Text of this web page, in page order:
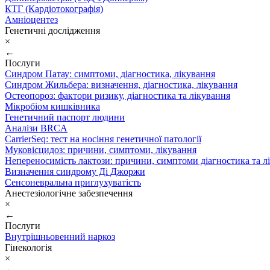
КТГ (Кардіотокографія)
Амніоцентез
Генетичні дослідження
×
←
Послуги
Синдром Патау: симптоми, дiагностика, лiкування
Синдром Жильбера: визначення, діагностика, лікування
Остеопороз: фактори ризику, діагностика та лікування
Мікробіом кишківника
Генетичний паспорт людини
Аналізи BRCA
CarrierSeq: тест на носіння генетичної патології
Муковісцидоз: причини, симптоми, лікування
Непереносимість лактози: причини, симптоми діагностика та
Визначення синдрому Ді Джоржи
Сенсоневральна приглухуватість
Анестезіологічне забезпечення
×
←
Послуги
Внутрішньовенний наркоз
Гінекологія
×